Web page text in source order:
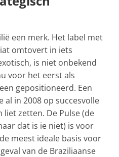
een merk. Het label met
omtovert in iets
is niet onbekend
voor het eerst als
gepositioneerd. Een
in 2008 op succesvolle
zetten. De Pulse (de
dat is ie niet) is voor
meest ideale basis voor
van de Braziliaanse